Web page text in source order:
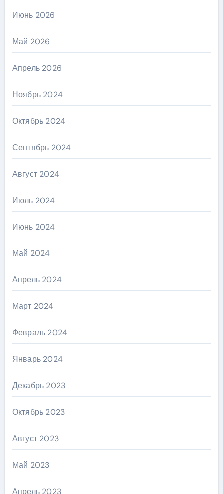
Июнь 2026
Май 2026
Апрель 2026
Ноябрь 2024
Октябрь 2024
Сентябрь 2024
Август 2024
Июль 2024
Июнь 2024
Май 2024
Апрель 2024
Март 2024
Февраль 2024
Январь 2024
Декабрь 2023
Октябрь 2023
Август 2023
Май 2023
Апрель 2023